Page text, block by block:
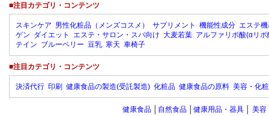
■注目カテゴリ・コンテンツ
スキンケア 男性化粧品（メンズコスメ） サプリメント 機能性成分 エステ
ゲン ダイエット エステ・サロン・スパ向け 大麦若葉 アルファリポ酸(αリポ
テイン ブルーベリー 豆乳 寒天 車椅子
■注目カテゴリ・コンテンツ
決済代行 印刷 健康食品の製造(受託製造) 化粧品 健康食品の原料 美容・化
健康食品 自然食品 健康用品・器具 美容